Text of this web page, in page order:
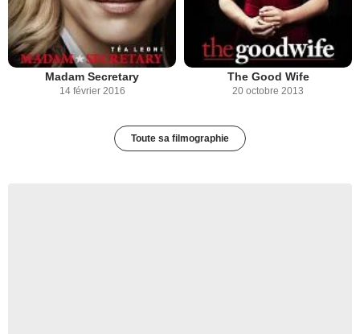
Madam Secretary
14 février 2016
The Good Wife
20 octobre 2013
Toute sa filmographie